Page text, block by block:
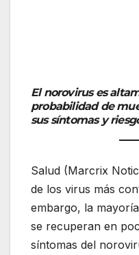
El norovirus es
probabilidad de
sus síntomas y
Salud (Marcrix
de los virus más
embargo, la
se recuperan en
síntomas del